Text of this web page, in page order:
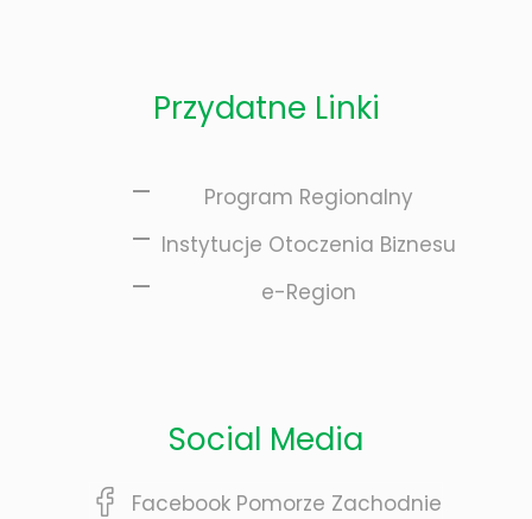
Przydatne Linki
Program Regionalny
Instytucje Otoczenia Biznesu
e-Region
Social Media
Facebook Pomorze Zachodnie